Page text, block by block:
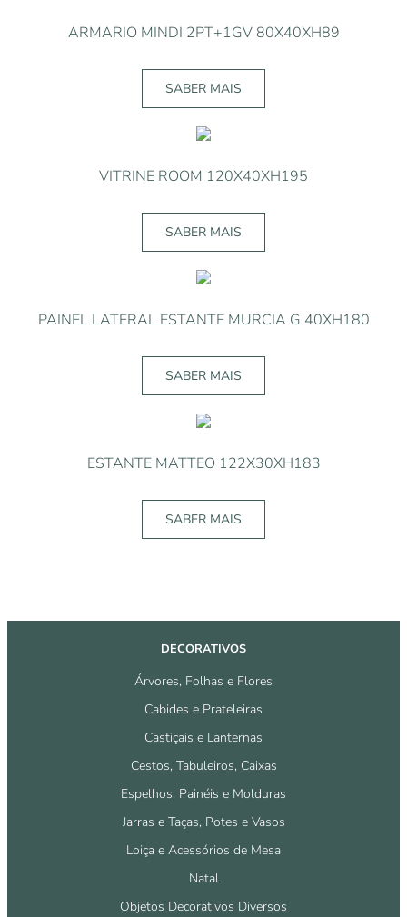
ARMARIO MINDI 2PT+1GV 80X40XH89
SABER MAIS
VITRINE ROOM 120X40XH195
SABER MAIS
PAINEL LATERAL ESTANTE MURCIA G 40XH180
SABER MAIS
ESTANTE MATTEO 122X30XH183
SABER MAIS
DECORATIVOS
Árvores, Folhas e Flores
Cabides e Prateleiras
Castiçais e Lanternas
Cestos, Tabuleiros, Caixas
Espelhos, Painéis e Molduras
Jarras e Taças, Potes e Vasos
Loiça e Acessórios de Mesa
Natal
Objetos Decorativos Diversos